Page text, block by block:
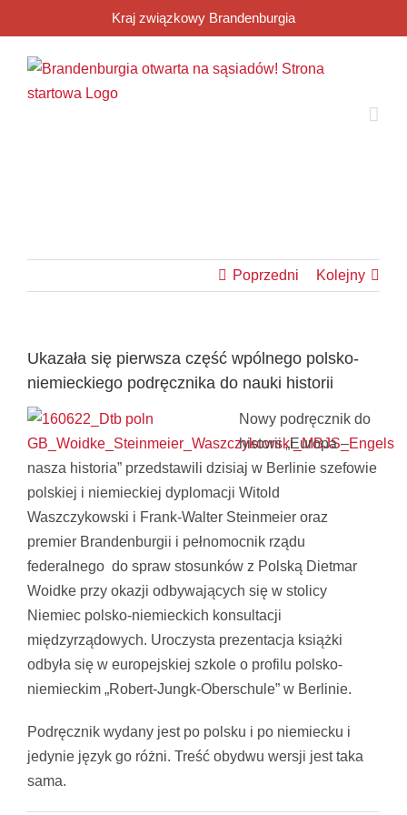
do
zawartości
Kraj związkowy Brandenburgia
Poprzedni Kolejny
Ukazała się pierwsza część wpólnego polsko-
niemieckiego podręcznika do nauki historii
Nowy podręcznik do
historii „Europa –
nasza historia” przedstawili dzisiaj w Berlinie szefowie
polskiej i niemieckiej dyplomacji Witold
Waszczykowski i Frank-Walter Steinmeier oraz
premier Brandenburgii i pełnomocnik rządu
federalnego do spraw stosunków z Polską Dietmar
Woidke przy okazji odbywających się w stolicy
Niemiec polsko-niemieckich konsultacji
międzyrządowych. Uroczysta prezentacja książki
odbyła się w europejskiej szkole o profilu polsko-
niemieckim „Robert-Jungk-Oberschule” w Berlinie.
Podręcznik wydany jest po polsku i po niemiecku i
jedynie język go różni. Treść obydwu wersji jest taka
sama.